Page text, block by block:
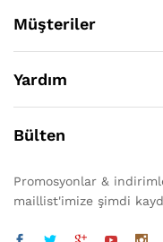
Müşteriler
Yardım
Bülten
Promosyonlar &
maillist'imize şimdi